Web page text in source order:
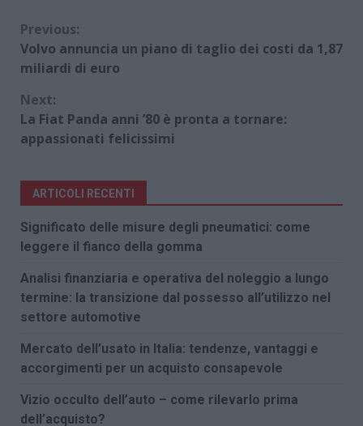
Continue
Reading
Previous:
Volvo annuncia un piano di taglio dei costi da 1,87
miliardi di euro
Next:
La Fiat Panda anni ’80 è pronta a tornare:
appassionati felicissimi
ARTICOLI RECENTI
Significato delle misure degli pneumatici: come
leggere il fianco della gomma
Analisi finanziaria e operativa del noleggio a lungo
termine: la transizione dal possesso all’utilizzo nel
settore automotive
Mercato dell’usato in Italia: tendenze, vantaggi e
accorgimenti per un acquisto consapevole
Vizio occulto dell’auto – come rilevarlo prima
dell’acquisto?